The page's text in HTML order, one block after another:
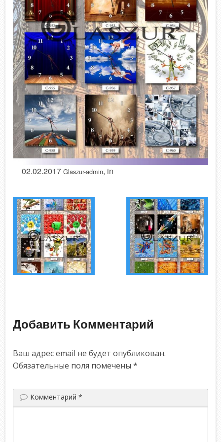
02.02.2017 Glaszur-admin, in
Добавить Комментарий
Ваш адрес email не будет опубликован.
Обязательные поля помечены*
Комментарий*